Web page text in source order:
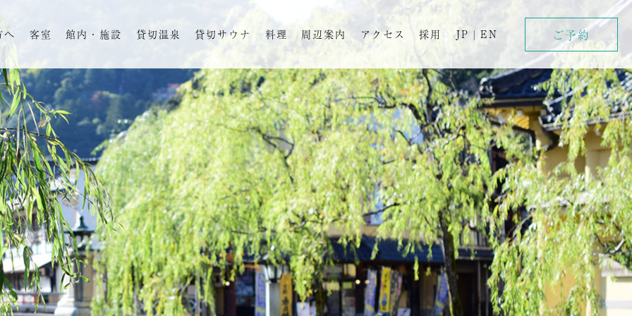
へ 客室 館内・施設 貸切温泉 貸切サウナ 料理 周辺案内 アクセス 採用 JP | EN ご予約